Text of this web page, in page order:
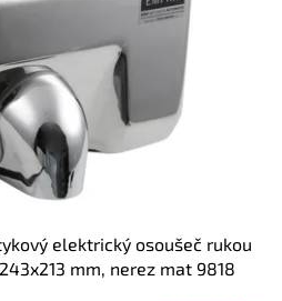
elektrický osoušeč rukou
mm, nerez mat 9818